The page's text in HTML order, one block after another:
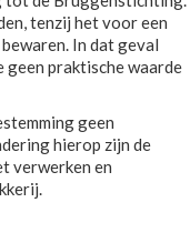
tenzij het voor een
In dat geval
geen praktische waarde
geen
hierop zijn de
verwerken en